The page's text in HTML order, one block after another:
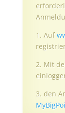
1. Auf
2. Mit
3. den